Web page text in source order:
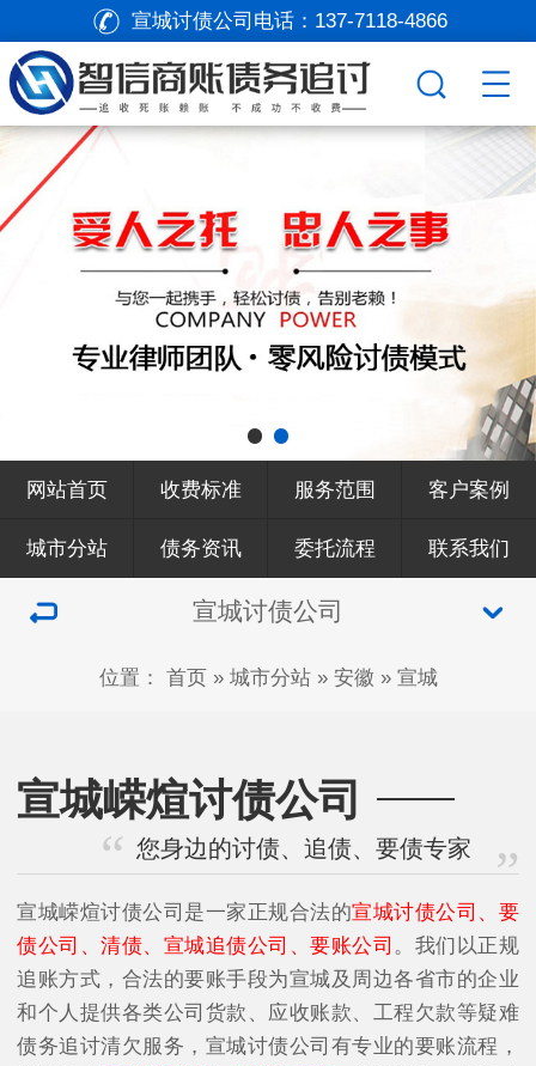
宣城讨债公司电话： 137-7118-4866
网站首页 收费标准 服务范围 客户案例
城市分站 债务资讯 委托流程 联系我们
宣城讨债公司
位置： 首页» 城市分站» 安徽 » 宣城
宣城嵘煊讨债公司
您身边的讨债、追债、要债专家
宣城嵘煊讨债公司是一家正规合法的宣城讨债公司、要
债公司、清债、宣城追债公司、要账公司 。我们以正规
追账方式，合法的要账手段为宣城及周边各省市的企业
和个人提供各类公司货款、应收账款、工程欠款等疑难
债务追讨清欠服务，宣城讨债公司有专业的要账流程，